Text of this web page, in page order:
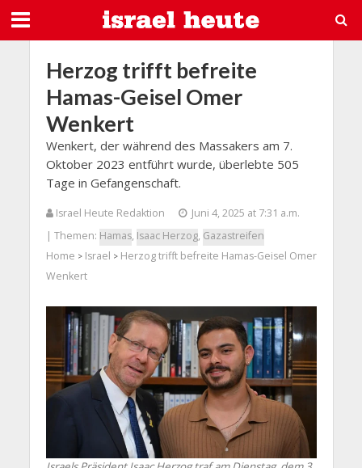
Herzog trifft befreite
Hamas-Geisel Omer
Wenkert
Wenkert, der während des Massakers am 7.
Oktober 2023 entführt wurde, überlebte 505
Tage in Gefangenschaft.
Israel Heute Redaktion
Juni 4, 2025 at 7:31 a.m.
| Themen: Hamas, Isaac Herzog, Gazastreifen
Home > Israel > Herzog trifft befreite Hamas-Geisel Omer
Wenkert